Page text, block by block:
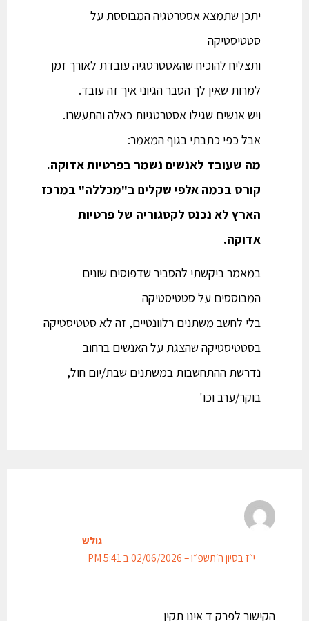
יתכן שתמצא אסטרטגיה המבוססת על
סטטיסטיקה
ותצליח להוכיח שהאסטרטגיה עובדת לאורך זמן
למרות שאין לך הסבר הגיוני איך זה עובד.
ויש אנשים שגילו אסטרטגיות כאלה והתעשרו.
אבל כפי כתבתי בגוף המאמר:
מה שעובד לאנשים נשמר בפרטיות אדוקה.
קורס בכמה אלפי שקלים ב"מכללה" במרכז
הארץ לא נכנס לקטגוריה של פרטיות
אדוקה.
במאמר ביקשתי להסביר שדפוסים שונים
המבוססים על סטטיסטיקה
בלי לחשב משתנים רלוונטיים, זה לא סטטיסטיקה
בסטטיסטיקה שהצגת על האנשים ברחוב
נדרשת ההתחשבות במשתנים שבת/יום חול,
בוקר/ערב וכו'
גולש
י״ז בסיון ה׳תשפ״ו – 02/06/2026 ב 5:41 PM
הקישור לפרק ד אינו תקין